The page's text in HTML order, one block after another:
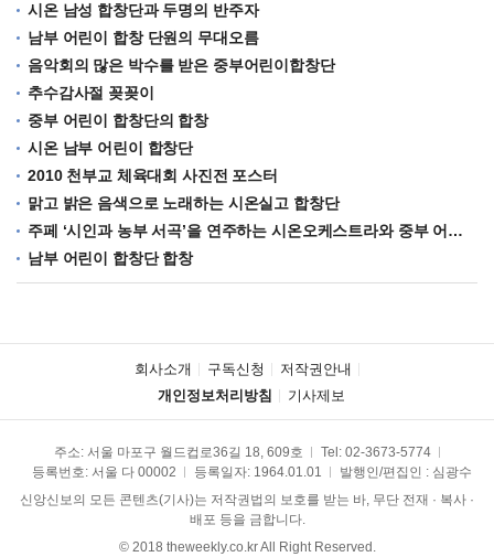
시온 남성 합창단과 두명의 반주자
남부 어린이 합창 단원의 무대오름
음악회의 많은 박수를 받은 중부어린이합창단
추수감사절 꽂꽂이
중부 어린이 합창단의 합창
시온 남부 어린이 합창단
2010 천부교 체육대회 사진전 포스터
맑고 밝은 음색으로 노래하는 시온실고 합창단
주페 ‘시인과 농부 서곡’을 연주하는 시온오케스트라와 중부 어린이 합창단
남부 어린이 합창단 합창
회사소개 구독신청
저작권안내
개인정보처리방침
기사제보
주소: 서울 마포구 월드컵로36길 18, 609호 Tel: 02-3673-5774
등록번호: 서울 다 00002
등록일자: 1964.01.01
발행인/편집인 : 심광수
신앙신보의 모든 콘텐츠(기사)는 저작권법의 보호를 받는 바, 무단 전재 · 복사 ·
배포 등을 금합니다.
© 2018 theweekly.co.kr All Right Reserved.